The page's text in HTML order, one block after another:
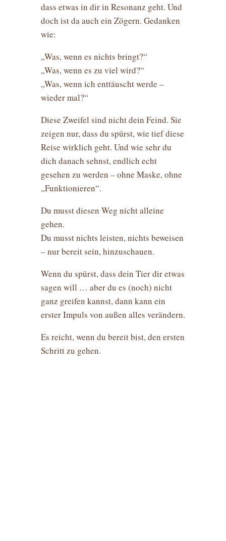
dass etwas in dir in Resonanz geht. Und
doch ist da auch ein Zögern. Gedanken
wie:
„Was, wenn es nichts bringt?“
„Was, wenn es zu viel wird?“
„Was, wenn ich enttäuscht werde –
wieder mal?“
Diese Zweifel sind nicht dein Feind. Sie
zeigen nur, dass du spürst, wie tief diese
Reise wirklich geht. Und wie sehr du
dich danach sehnst, endlich echt
gesehen zu werden – ohne Maske, ohne
„Funktionieren“.
Du musst diesen Weg nicht alleine
gehen.
Du musst nichts leisten, nichts beweisen
– nur bereit sein, hinzuschauen.
Wenn du spürst, dass dein Tier dir etwas
sagen will … aber du es (noch) nicht
ganz greifen kannst, dann kann ein
erster Impuls von außen alles verändern.
Es reicht, wenn du bereit bist, den ersten
Schritt zu gehen.